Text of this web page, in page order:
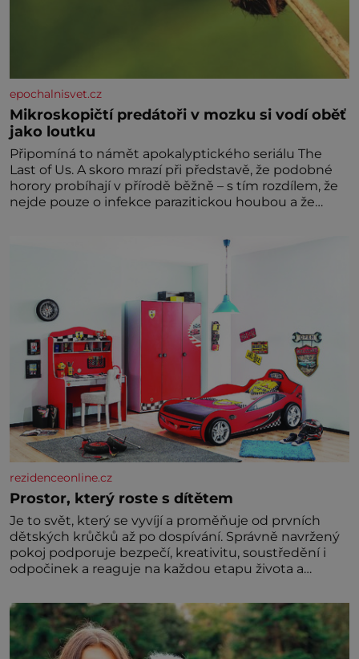
epochalnisvet.cz
Mikroskopičtí predátoři v mozku si vodí oběť
jako loutku
Připomíná to námět apokalyptického seriálu The
Last of Us. A skoro mrazí při představě, že podobné
horory probíhají v přírodě běžně – s tím rozdílem, že
nejde pouze o infekce parazitickou houbou a že
zombie není nic nemožného ani v naší přírodě.
rezidenceonline.cz
Prostor, který roste s dítětem
Je to svět, který se vyvíjí a proměňuje od prvních
dětských krůčků až po dospívání. Správně navržený
pokoj podporuje bezpečí, kreativitu, soustředění i
odpočinek a reaguje na každou etapu života a
jednoduchost, měkkost a bezpečí, proto by pokoj
miminka měl působit především klidně a útulně.
Předškolní věk je